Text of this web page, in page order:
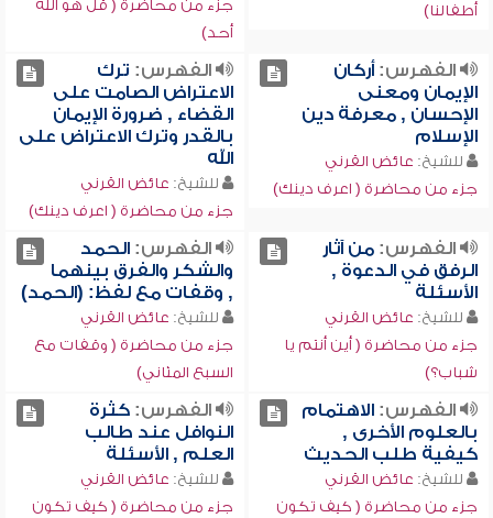
أطفالنا)
جزء من محاضرة ( قل هو الله
أحد)
الفهرس:أركان
الإيمان ومعنى
الإحسان , معرفة دين
الإسلام
للشيخ: عائض القرني
جزء من محاضرة ( اعرف دينك)
الفهرس: ترك
الاعتراض الصامت على
القضاء , ضرورة الإيمان
بالقدر وترك الاعتراض على
الله
للشيخ: عائض القرني
جزء من محاضرة ( اعرف دينك)
الفهرس:من آثار
الرفق في الدعوة ,
الأسئلة
للشيخ: عائض القرني
جزء من محاضرة ( أين أنتم يا
شباب؟)
الفهرس:الحمد
والشكر والفرق بينهما
, وقفات مع لفظ: (الحمد)
للشيخ: عائض القرني
جزء من محاضرة ( وقفات مع
السبع المثاني)
الفهرس:الاهتمام
بالعلوم الأخرى ,
كيفية طلب الحديث
للشيخ: عائض القرني
جزء من محاضرة ( كيف تكون
الفهرس:كثرة
النوافل عند طالب
العلم , الأسئلة
للشيخ: عائض القرني
جزء من محاضرة ( كيف تكون